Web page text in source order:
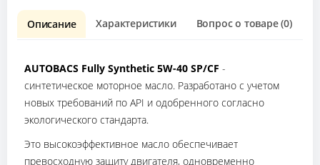
Описание Характеристики Вопрос о товаре (0)
AUTOBACS Fully Synthetic 5W-40 SP/CF -
синтетическое моторное масло. Разработано с учетом
новых требований по API и одобренного согласно
экологического стандарта.
Это высокоэффективное масло обеспечивает
превосходную защиту двигателя, одновременно